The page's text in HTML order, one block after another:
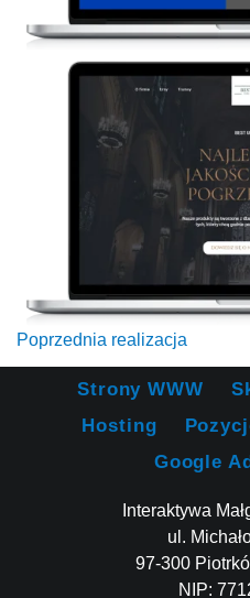
Poprzednia realizacja
Strony WWW
Hosting
Google
Interaktywa
ul.
97-300
NIP: